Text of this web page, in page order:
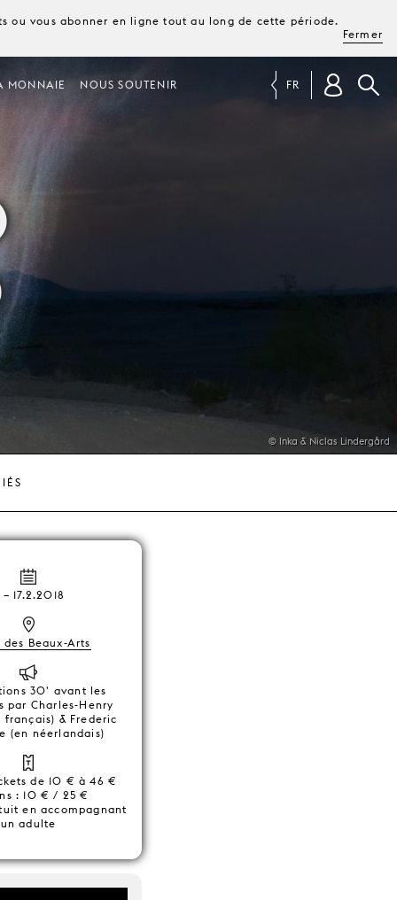
ou vous abonner en ligne tout au long de cette période.
Fermer
MONNAIE NOUS SOUTENIR FR
© Inka & Niclas Lindergård
– 17.2.2018
des Beaux-Arts
30' avant les
par Charles-Henry
français) & Frederic
(en néerlandais)
de 10 € à 46 €
: 10 € / 25 €
en accompagnant
un adulte